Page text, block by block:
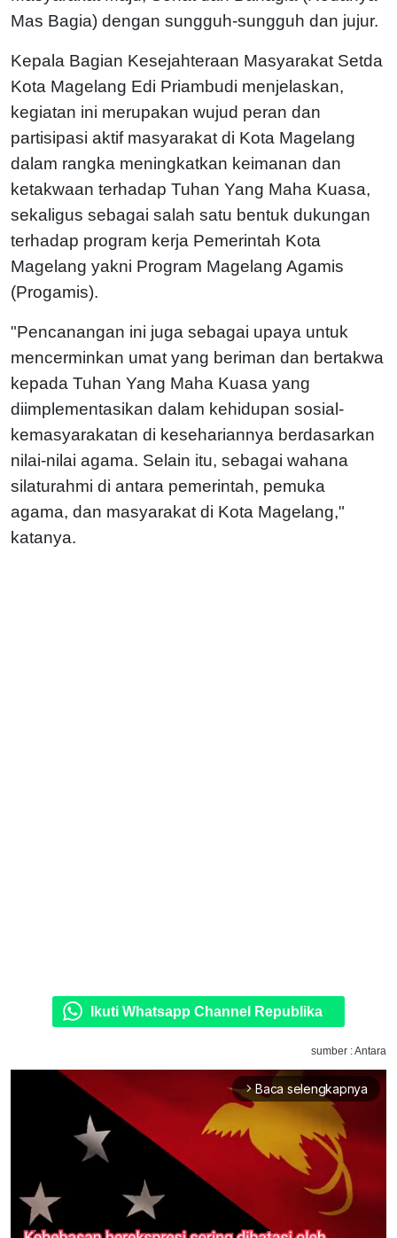
Mas Bagia) dengan sungguh-sungguh dan jujur.
Kepala Bagian Kesejahteraan Masyarakat Setda
Kota Magelang Edi Priambudi menjelaskan,
kegiatan ini merupakan wujud peran dan
partisipasi aktif masyarakat di Kota Magelang
dalam rangka meningkatkan keimanan dan
ketakwaan terhadap Tuhan Yang Maha Kuasa,
sekaligus sebagai salah satu bentuk dukungan
terhadap program kerja Pemerintah Kota
Magelang yakni Program Magelang Agamis
(Progamis).
"Pencanangan ini juga sebagai upaya untuk
mencerminkan umat yang beriman dan bertakwa
kepada Tuhan Yang Maha Kuasa yang
diimplementasikan dalam kehidupan sosial-
kemasyarakatan di kesehariannya berdasarkan
nilai-nilai agama. Selain itu, sebagai wahana
silaturahmi di antara pemerintah, pemuka
agama, dan masyarakat di Kota Magelang,"
katanya.
Ikuti Whatsapp Channel Republika
sumber : Antara
arrow_forward_ios Baca selengkapnya